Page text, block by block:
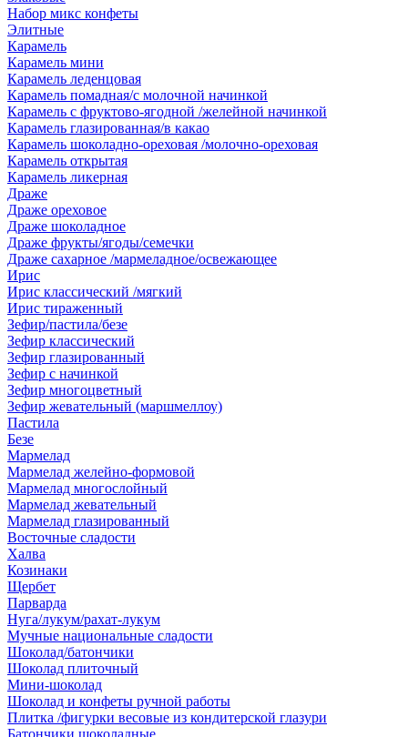
Набор микс конфеты
Элитные
Карамель
Карамель мини
Карамель леденцовая
Карамель помадная/с молочной начинкой
Карамель с фруктово-ягодной /желейной начинкой
Карамель глазированная/в какао
Карамель шоколадно-ореховая /молочно-ореховая
Карамель открытая
Карамель ликерная
Драже
Драже ореховое
Драже шоколадное
Драже фрукты/ягоды/семечки
Драже сахарное /мармеладное/освежающее
Ирис
Ирис классический /мягкий
Ирис тираженный
Зефир/пастила/безе
Зефир классический
Зефир глазированный
Зефир с начинкой
Зефир многоцветный
Зефир жевательный (маршмеллоу)
Пастила
Безе
Мармелад
Мармелад желейно-формовой
Мармелад многослойный
Мармелад жевательный
Мармелад глазированный
Восточные сладости
Халва
Козинаки
Щербет
Парварда
Нуга/лукум/рахат-лукум
Мучные национальные сладости
Шоколад/батончики
Шоколад плиточный
Мини-шоколад
Шоколад и конфеты ручной работы
Плитка /фигурки весовые из кондитерской глазури
Батончики шоколадные